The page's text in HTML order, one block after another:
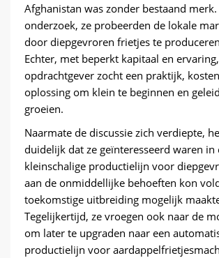
Afghanistan was zonder bestaand
onderzoek, ze probeerden de lokale
door diepgevroren frietjes te
Echter, met beperkt kapitaal en
opdrachtgever zocht een praktijk,
oplossing om klein te beginnen en
groeien.
Naarmate de discussie zich verdiepte,
duidelijk dat ze geïnteresseerd waren in
kleinschalige productielijn voor
aan de onmiddellijke behoeften kon
toekomstige uitbreiding mogelijk
Tegelijkertijd, ze vroegen ook naar de
om later te upgraden naar een
productielijn voor